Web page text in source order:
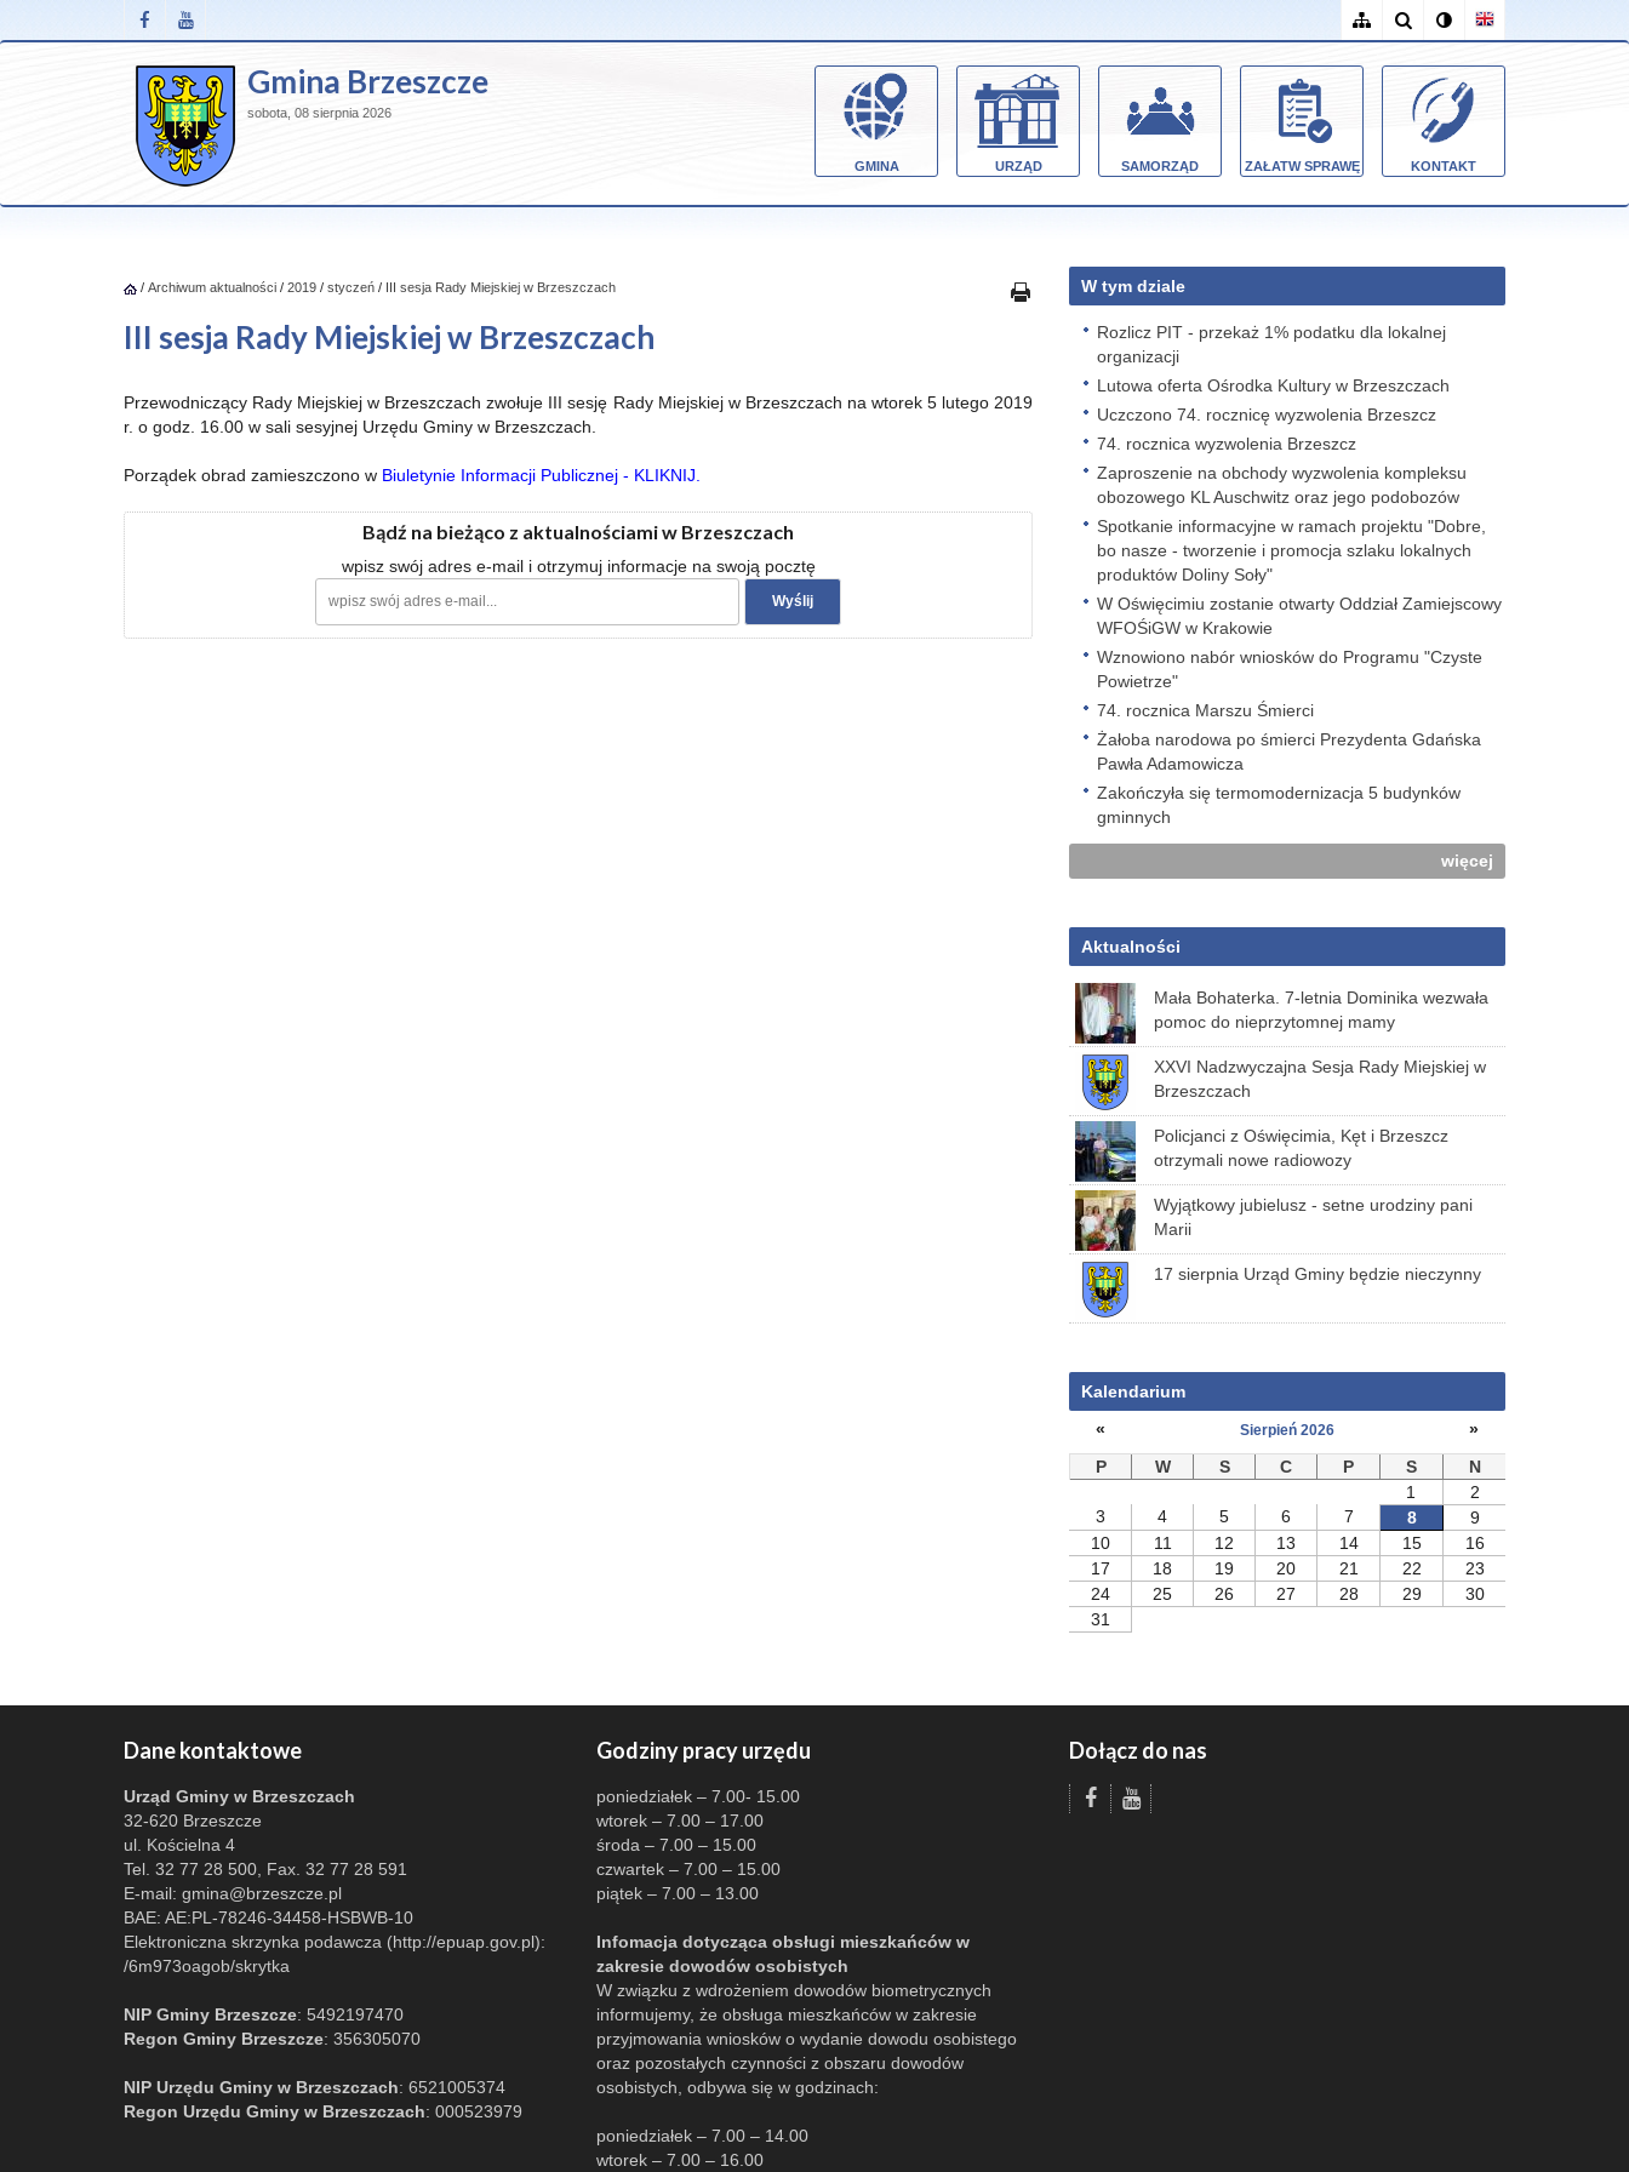
Gmina Brzeszcze
sobota, 08 sierpnia 2026
GMINA URZĄD SAMORZĄD ZAŁATW SPRAWĘ KONTAKT
/ Archiwum aktualności / 2019 / styczeń / III sesja Rady Miejskiej w Brzeszczach
III sesja Rady Miejskiej w Brzeszczach
Przewodniczący Rady Miejskiej w Brzeszczach zwołuje III sesję Rady Miejskiej w Brzeszczach na wtorek 5 lutego 2019
r. o godz. 16.00 w sali sesyjnej Urzędu Gminy w Brzeszczach.
Porządek obrad zamieszczono w Biuletynie Informacji Publicznej - KLIKNIJ.
Bądź na bieżąco z aktualnościami w Brzeszczach
wpisz swój adres e-mail i otrzymuj informacje na swoją pocztę
W tym dziale
Rozlicz PIT - przekaż 1% podatku dla lokalnej
organizacji
Lutowa oferta Ośrodka Kultury w Brzeszczach
Uczczono 74. rocznicę wyzwolenia Brzeszcz
74. rocznica wyzwolenia Brzeszcz
Zaproszenie na obchody wyzwolenia kompleksu
obozowego KL Auschwitz oraz jego podobozów
Spotkanie informacyjne w ramach projektu "Dobre,
bo nasze - tworzenie i promocja szlaku lokalnych
produktów Doliny Soły"
W Oświęcimiu zostanie otwarty Oddział Zamiejscowy
WFOŚiGW w Krakowie
Wznowiono nabór wniosków do Programu "Czyste
Powietrze"
74. rocznica Marszu Śmierci
Żałoba narodowa po śmierci Prezydenta Gdańska
Pawła Adamowicza
Zakończyła się termomodernizacja 5 budynków
gminnych
więcej
Aktualności
Mała Bohaterka. 7-letnia Dominika wezwała
pomoc do nieprzytomnej mamy
XXVI Nadzwyczajna Sesja Rady Miejskiej w
Brzeszczach
Policjanci z Oświęcimia, Kęt i Brzeszcz
otrzymali nowe radiowozy
Wyjątkowy jubielusz - setne urodziny pani
Marii
17 sierpnia Urząd Gminy będzie nieczynny
Kalendarium
«
Sierpień 2026
»
P
W S C P S
N
1
2
3
4 5 6 7 8
9
10
11 12 13 14 15
16
17
18 19 20 21 22
23
24
25 26 27 28 29
30
31
Dane kontaktowe
Urząd Gminy w Brzeszczach
32-620 Brzeszcze
ul. Kościelna 4
Tel. 32 77 28 500, Fax. 32 77 28 591
E-mail: gmina@brzeszcze.pl
BAE: AE:PL-78246-34458-HSBWB-10
Elektroniczna skrzynka podawcza (http://epuap.gov.pl):
/6m973oagob/skrytka
NIP Gminy Brzeszcze: 5492197470
Regon Gminy Brzeszcze: 356305070
NIP Urzędu Gminy w Brzeszczach: 6521005374
Regon Urzędu Gminy w Brzeszczach: 000523979
Godziny pracy urzędu
poniedziałek – 7.00- 15.00
wtorek – 7.00 – 17.00
środa – 7.00 – 15.00
czwartek – 7.00 – 15.00
piątek – 7.00 – 13.00
Infomacja dotycząca obsługi mieszkańców w
zakresie dowodów osobistych
W związku z wdrożeniem dowodów biometrycznych
informujemy, że obsługa mieszkańców w zakresie
przyjmowania wniosków o wydanie dowodu osobistego
oraz pozostałych czynności z obszaru dowodów
osobistych, odbywa się w godzinach:
poniedziałek – 7.00 – 14.00
wtorek – 7.00 – 16.00
Dołącz do nas